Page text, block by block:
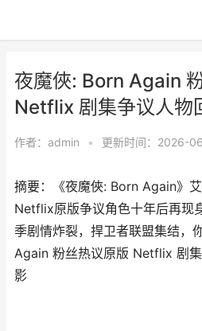
夜魔俠: Born Again
Netflix 剧集争议人物
作者： admin • 更新时间：2026-
摘要：《夜魔俠: Born Again》艾
Netflix原版争议角色十年后再现
季剧情炸裂，捍卫者联盟集结，
Again 粉丝热议原版 Netflix 剧
影